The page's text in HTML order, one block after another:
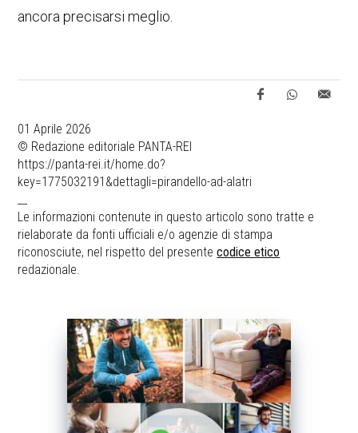
ancora precisarsi meglio.
01 Aprile 2026
© Redazione editoriale PANTA-REI
https://panta-rei.it/home.do?
key=1775032191&dettagli=pirandello-ad-alatri
Le informazioni contenute in questo articolo sono tratte e
rielaborate da fonti ufficiali e/o agenzie di stampa
riconosciute, nel rispetto del presentecodice etico
redazionale.